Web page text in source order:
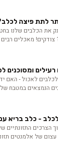
לתת פיצה
את הכלבים שלנו
צודקים! מאכלים
ובטוחים במיוחד
ומסוכנים
לאכול - האם
הנמצאים במטבח
הכלב שלהם מפני
- כלב בריא
הצרכים התזונתיים
של אלמנטים